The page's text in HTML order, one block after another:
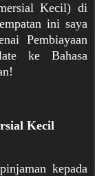
Kecil) di
ini saya
Pembiayaan
ke Bahasa
Kecil
kepada